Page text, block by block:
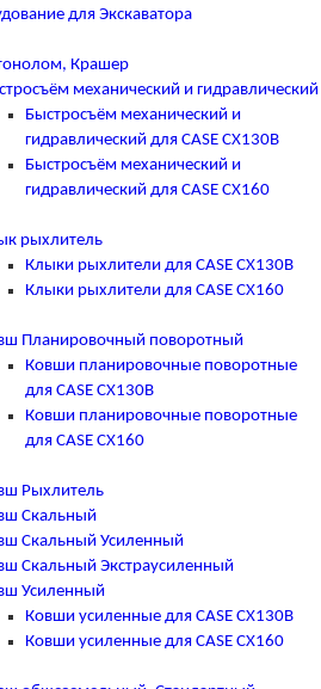
для Экскаватора
Крашер
механический и гидравлический
Быстросъём механический и
гидравлический для CASE CX130B
Быстросъём механический и
гидравлический для CASE CX160
рыхлитель
Клыки рыхлители для CASE CX130B
Клыки рыхлители для CASE CX160
Планировочный поворотный
Ковши планировочные поворотные
для CASE CX130B
Ковши планировочные поворотные
для CASE CX160
Рыхлитель
Скальный
Скальный Усиленный
Скальный Экстраусиленный
Усиленный
Ковши усиленные для CASE CX130B
Ковши усиленные для CASE CX160